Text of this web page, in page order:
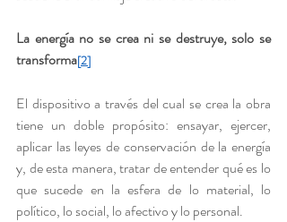
La energía no se crea ni se destruye, solo se
transforma[2]
El dispositivo a través del cual se crea la obra
tiene un doble propósito: ensayar, ejercer,
aplicar las leyes de conservación de la energía
y, de esta manera, tratar de entender qué es lo
que sucede en la esfera de lo material, lo
político, lo social, lo afectivo y lo personal.